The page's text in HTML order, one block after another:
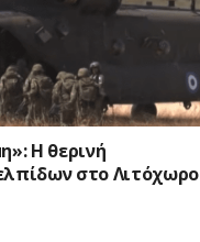
Η θερινή
στο Λιτόχωρο